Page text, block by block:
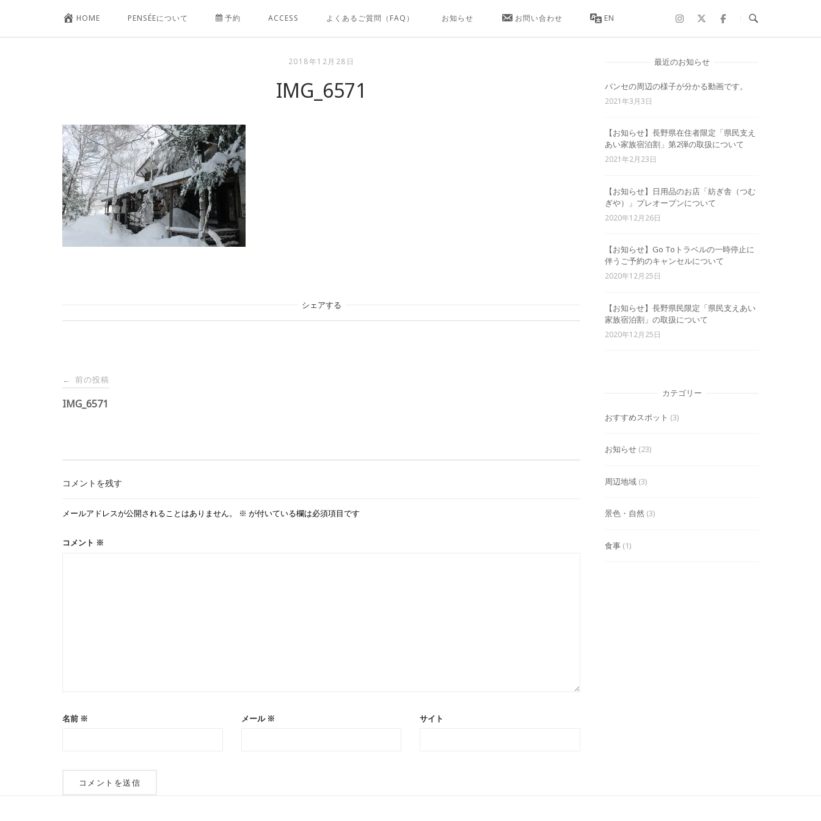
HOME PENSÉEについて 予約 ACCESS よくあるご質問（FAQ） お知らせ お問い合わせ EN
2018年12月28日
IMG_6571
シェアする
投
稿
ー
← 前の投稿
IMG_6571
コメントを残す
メールアドレスが公開されることはありません。 ※ が付いている欄は必須項目です
コメント ※
名前 ※ メール ※ サイト
最近のお知らせ
パンセの周辺の様子が分かる動画です。
2021年3月3日
【お知らせ】長野県在住者限定「県民支え
あい家族宿泊割」第2弾の取扱について
2021年2月23日
【お知らせ】日用品のお店「紡ぎ舎（つむ
ぎや）」プレオープンについて
2020年12月26日
【お知らせ】Go Toトラベルの一時停止に
伴うご予約のキャンセルについて
2020年12月25日
【お知らせ】長野県民限定「県民支えあい
家族宿泊割」の取扱について
2020年12月25日
カテゴリー
おすすめスポット (3)
お知らせ (23)
周辺地域 (3)
景色・自然 (3)
食事 (1)